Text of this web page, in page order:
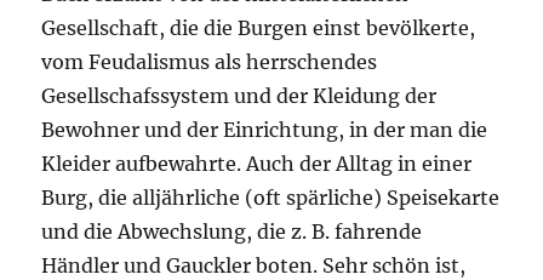
Gesellschaft, die die Burgen einst bevölkerte,
vom Feudalismus als herrschendes
Gesellschafssystem und der Kleidung der
Bewohner und der Einrichtung, in der man die
Kleider aufbewahrte. Auch der Alltag in einer
Burg, die alljährliche (oft spärliche) Speisekarte
und die Abwechslung, die z. B. fahrende
Händler und Gauckler boten. Sehr schön ist,